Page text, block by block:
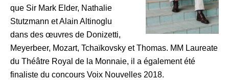
que Sir Mark Elder, Nathalie
Stutzmann et Alain Altinoglu
dans des œuvres de Donizetti,
Meyerbeer, Mozart, Tchaïkovsky et Thomas. MM Laureate
du Théâtre Royal de la Monnaie, il a également été
finaliste du concours Voix Nouvelles 2018.